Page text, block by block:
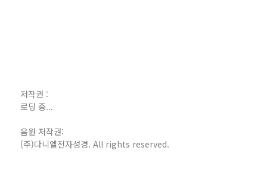
저작권 :
로딩 중...
음원 저작권:
(주)다니엘전자성경. All rights reserved.